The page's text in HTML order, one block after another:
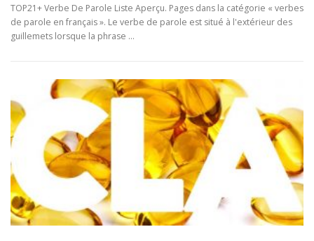
TOP21+ Verbe De Parole Liste Aperçu. Pages dans la catégorie « verbes
de parole en français ». Le verbe de parole est situé à l'extérieur des
guillemets lorsque la phrase …